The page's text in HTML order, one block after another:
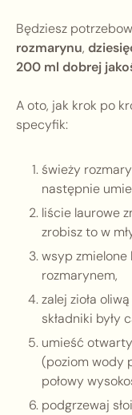
Będziesz
rozmarynu,
200 ml dobrej
A oto, jak krok po
specyfik:
świeży
następnie
liście laurowe
zrobisz to w
wsyp zmielone
rozmarynem,
zalej zioła
składniki były
umieść
(poziom wody
połowy
podgrzewaj